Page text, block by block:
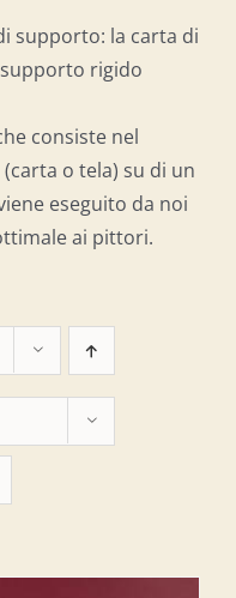
supporto: la carta di
rigido
consiste nel
o tela) su di un
eseguito da noi
ai pittori.